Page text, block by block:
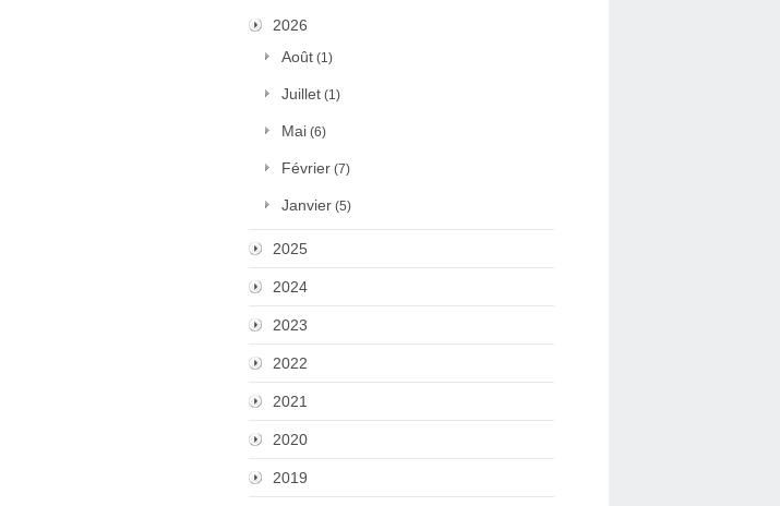
2026
Août (1)
Juillet (1)
Mai (6)
Février (7)
Janvier (5)
2025
2024
2023
2022
2021
2020
2019